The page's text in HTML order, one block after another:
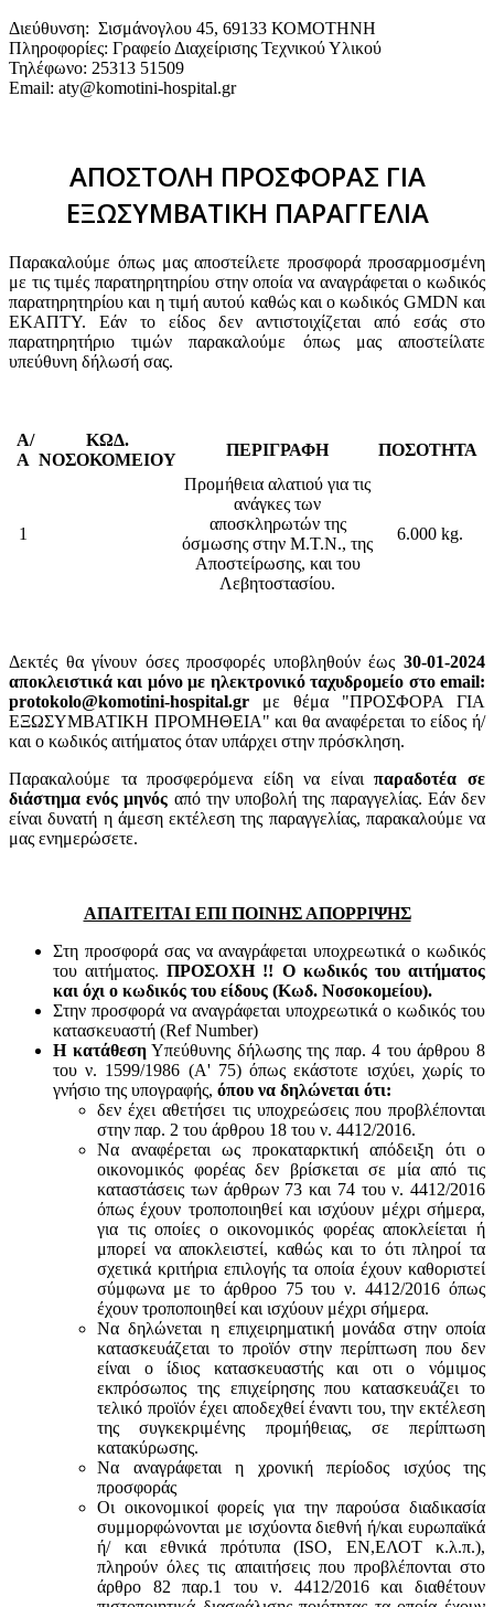
Διεύθυνση: Σισμάνογλου 45, 69133 ΚΟΜΟΤΗΝΗ
Πληροφορίες: Γραφείο Διαχείρισης Τεχνικού Υλικού
Τηλέφωνο: 25313 51509
Email: aty@komotini-hospital.gr
ΑΠΟΣΤΟΛΗ ΠΡΟΣΦΟΡΑΣ ΓΙΑ
ΕΞΩΣΥΜΒΑΤΙΚΗ ΠΑΡΑΓΓΕΛΙΑ
Παρακαλούμε όπως μας αποστείλετε προσφορά προσαρμοσμένη
με τις τιμές παρατηρητηρίου στην οποία να αναγράφεται ο κωδικός
παρατηρητηρίου και η τιμή αυτού καθώς και ο κωδικός GMDN και
ΕΚΑΠΤΥ. Εάν το είδος δεν αντιστοιχίζεται από εσάς στο
παρατηρητήριο τιμών παρακαλούμε όπως μας αποστείλατε
υπεύθυνη δήλωσή σας.
Α/
Α
ΚΩΔ.
ΝΟΣΟΚΟΜΕΙΟΥ
ΠΕΡΙΓΡΑΦΗ ΠΟΣΟΤΗΤΑ
1
Προμήθεια αλατιού για τις
ανάγκες των
αποσκληρωτών της
όσμωσης στην Μ.Τ.Ν., της
Αποστείρωσης, και του
Λεβητοστασίου.
6.000 kg.
Δεκτές θα γίνουν όσες προσφορές υποβληθούν έως 30-01-2024
αποκλειστικά και μόνο με ηλεκτρονικό ταχυδρομείο στο email:
protokolo@komotini-hospital.gr με θέμα "ΠΡΟΣΦΟΡΑ ΓΙΑ
ΕΞΩΣΥΜΒΑΤΙΚΗ ΠΡΟΜΗΘΕΙΑ" και θα αναφέρεται το είδος ή/
και ο κωδικός αιτήματος όταν υπάρχει στην πρόσκληση.
Παρακαλούμε τα προσφερόμενα είδη να είναιπαραδοτέα σε
διάστημα ενός μηνός από την υποβολή της παραγγελίας. Εάν δεν
είναι δυνατή η άμεση εκτέλεση της παραγγελίας, παρακαλούμε να
μας ενημερώσετε.
ΑΠΑΙΤΕΙΤΑΙ ΕΠΙ ΠΟΙΝΗΣ ΑΠΟΡΡΙΨΗΣ
Στη προσφορά σας να αναγράφεται υποχρεωτικά ο κωδικός
του αιτήματος.ΠΡΟΣΟΧΗ !! Ο κωδικός του αιτήματος
και όχι ο κωδικός του είδους (Κωδ. Νοσοκομείου).
Στην προσφορά να αναγράφεται υποχρεωτικά ο κωδικός του
κατασκευαστή (Ref Number)
Η κατάθεσηΥπεύθυνης δήλωσης της παρ. 4 του άρθρου 8
του ν. 1599/1986 (Α' 75) όπως εκάστοτε ισχύει, χωρίς το
γνήσιο της υπογραφής, όπου να δηλώνεται ότι:
δεν έχει αθετήσει τις υποχρεώσεις που προβλέπονται
στην παρ. 2 του άρθρου 18 του ν. 4412/2016.
Να αναφέρεται ως προκαταρκτική απόδειξη ότι ο
οικονομικός φορέας δεν βρίσκεται σε μία από τις
καταστάσεις των άρθρων 73 και 74 του ν. 4412/2016
όπως έχουν τροποποιηθεί και ισχύουν μέχρι σήμερα,
για τις οποίες ο οικονομικός φορέας αποκλείεται ή
μπορεί να αποκλειστεί, καθώς και το ότι πληροί τα
σχετικά κριτήρια επιλογής τα οποία έχουν καθοριστεί
σύμφωνα με τo άρθροo 75 του ν. 4412/2016 όπως
έχουν τροποποιηθεί και ισχύουν μέχρι σήμερα.
Να δηλώνεται η επιχειρηματική μονάδα στην οποία
κατασκευάζεται το προϊόν στην περίπτωση που δεν
είναι ο ίδιος κατασκευαστής και oτι ο νόμιμος
εκπρόσωπος της επιχείρησης που κατασκευάζει το
τελικό προϊόν έχει αποδεχθεί έναντι του, την εκτέλεση
της συγκεκριμένης προμήθειας, σε περίπτωση
κατακύρωσης.
Να αναγράφεται η χρονική περίοδος ισχύος της
προσφοράς
Οι οικονομικοί φορείς για την παρούσα διαδικασία
συμμορφώνονται με ισχύοντα διεθνή ή/και ευρωπαϊκά
ή/ και εθνικά πρότυπα (ISO, ΕΝ,ΕΛΟΤ κ.λ.π.),
πληρούν όλες τις απαιτήσεις που προβλέπονται στο
άρθρο 82 παρ.1 του ν. 4412/2016 και διαθέτουν